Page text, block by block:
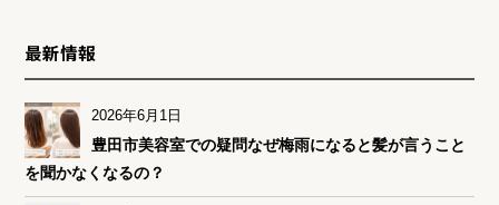
最新情報
2026年6月1日
豊田市美容室での疑問なぜ梅雨になると髪が言うこと
を聞かなくなるの？